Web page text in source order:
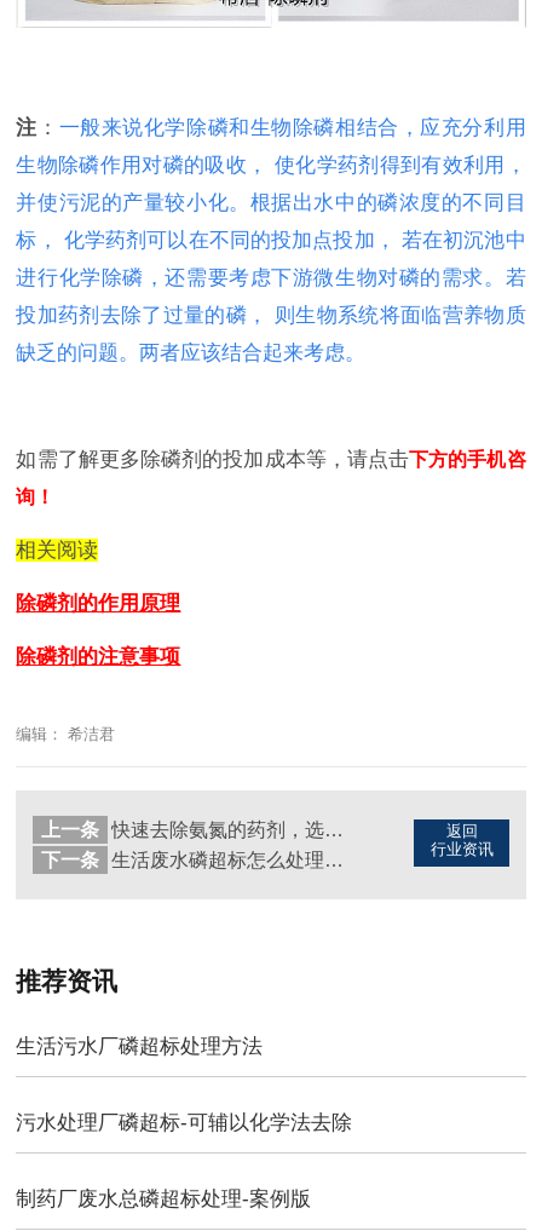
注 ： 一般来说化学除磷和生物除磷相结合，应充分利用
生物除磷作用对磷的吸收， 使化学药剂得到有效利用，
并使污泥的产量较小化。根据出水中的磷浓度的不同目
标， 化学药剂可以在不同的投加点投加， 若在初沉池中
进行化学除磷，还需要考虑下游微生物对磷的需求。若
投加药剂去除了过量的磷， 则生物系统将面临营养物质
缺乏的问题。两者应该结合起来考虑。
如需了解更多除磷剂的投加成本等，请点击下方的手机咨
询！
相关阅读
除磷剂的作用原理
除磷剂的注意事项
编辑： 希洁君
返回
行业资讯
上一条
快速去除氨氮的药剂，选这款（图）
下一条
生活废水磷超标怎么处理（图）
推荐资讯
生活污水厂磷超标处理方法
污水处理厂磷超标-可辅以化学法去除
制药厂废水总磷超标处理-案例​版